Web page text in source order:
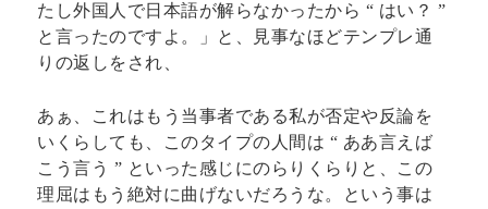
たし外国人で日本語が解らなかったから “ はい？ ”
と言ったのですよ。」と、見事なほどテンプレ通
りの返しをされ、
あぁ、これはもう当事者である私が否定や反論を
いくらしても、このタイプの人間は “ ああ言えば
こう言う ” といった感じにのらりくらりと、この
理屈はもう絶対に曲げないだろうな。という事は